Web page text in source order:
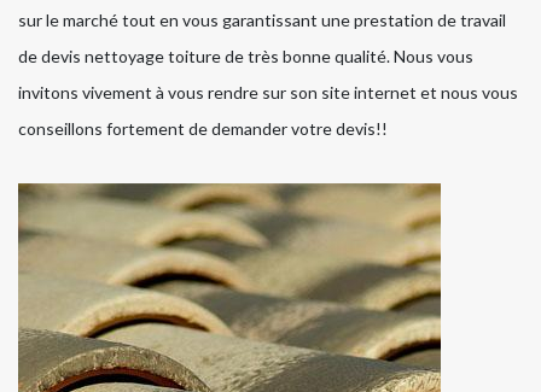
sur le marché tout en vous garantissant une prestation de travail
de devis nettoyage toiture de très bonne qualité. Nous vous
invitons vivement à vous rendre sur son site internet et nous vous
conseillons fortement de demander votre devis!!